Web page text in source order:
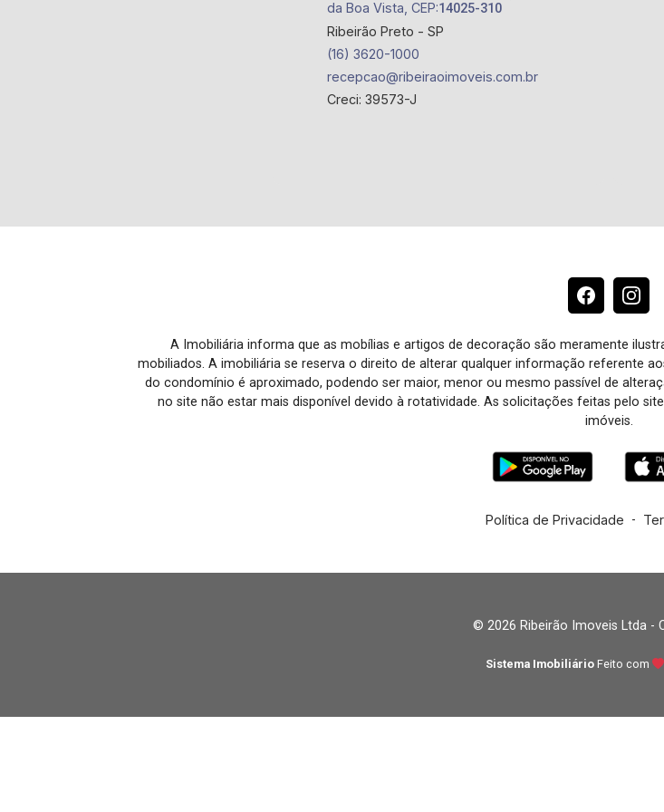
da Boa Vista, CEP:14025-310
Ribeirão Preto - SP
(16) 3620-1000
recepcao@ribeiraoimoveis.com.br
Creci: 39573-J
A Imobiliária informa que as mobílias e artigos de decoração são meramente
mobiliados. A imobiliária se reserva o direito de alterar qualquer informação referente
do condomínio é aproximado, podendo ser maior, menor ou mesmo passível de
no site não estar mais disponível devido à rotatividade. As solicitações feitas pelo
imóveis.
Política de Privacidade -
© 2026 Ribeirão Imoveis Ltda -
Sistema Imobiliário Feito com